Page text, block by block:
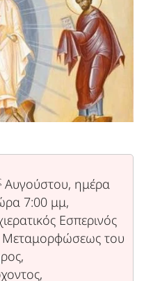
Αυγούστου, ημέρα
7:00 μμ,
Εσπερινός
Μεταμορφώσεως του